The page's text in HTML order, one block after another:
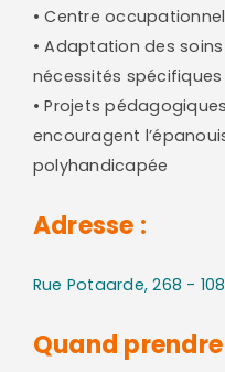
• Centre
• Adaptation des
nécessités
• Projets
encouragent
polyhandicapée
Adresse :
Rue Potaarde, 268 -
Quand